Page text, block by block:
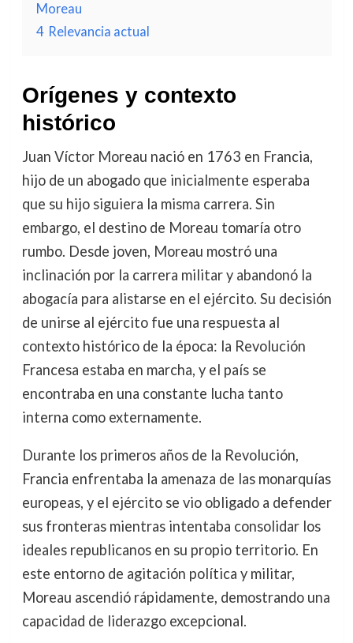
Moreau
4 Relevancia actual
Orígenes y contexto
histórico
Juan Víctor Moreau nació en 1763 en Francia,
hijo de un abogado que inicialmente esperaba
que su hijo siguiera la misma carrera. Sin
embargo, el destino de Moreau tomaría otro
rumbo. Desde joven, Moreau mostró una
inclinación por la carrera militar y abandonó la
abogacía para alistarse en el ejército. Su decisión
de unirse al ejército fue una respuesta al
contexto histórico de la época: la Revolución
Francesa estaba en marcha, y el país se
encontraba en una constante lucha tanto
interna como externamente.
Durante los primeros años de la Revolución,
Francia enfrentaba la amenaza de las monarquías
europeas, y el ejército se vio obligado a defender
sus fronteras mientras intentaba consolidar los
ideales republicanos en su propio territorio. En
este entorno de agitación política y militar,
Moreau ascendió rápidamente, demostrando una
capacidad de liderazgo excepcional.